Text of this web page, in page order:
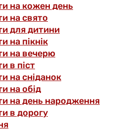
на кожен день
на свято
для дитини
на пікнік
на вечерю
в піст
на сніданок
на обід
на день народження
в дорогу